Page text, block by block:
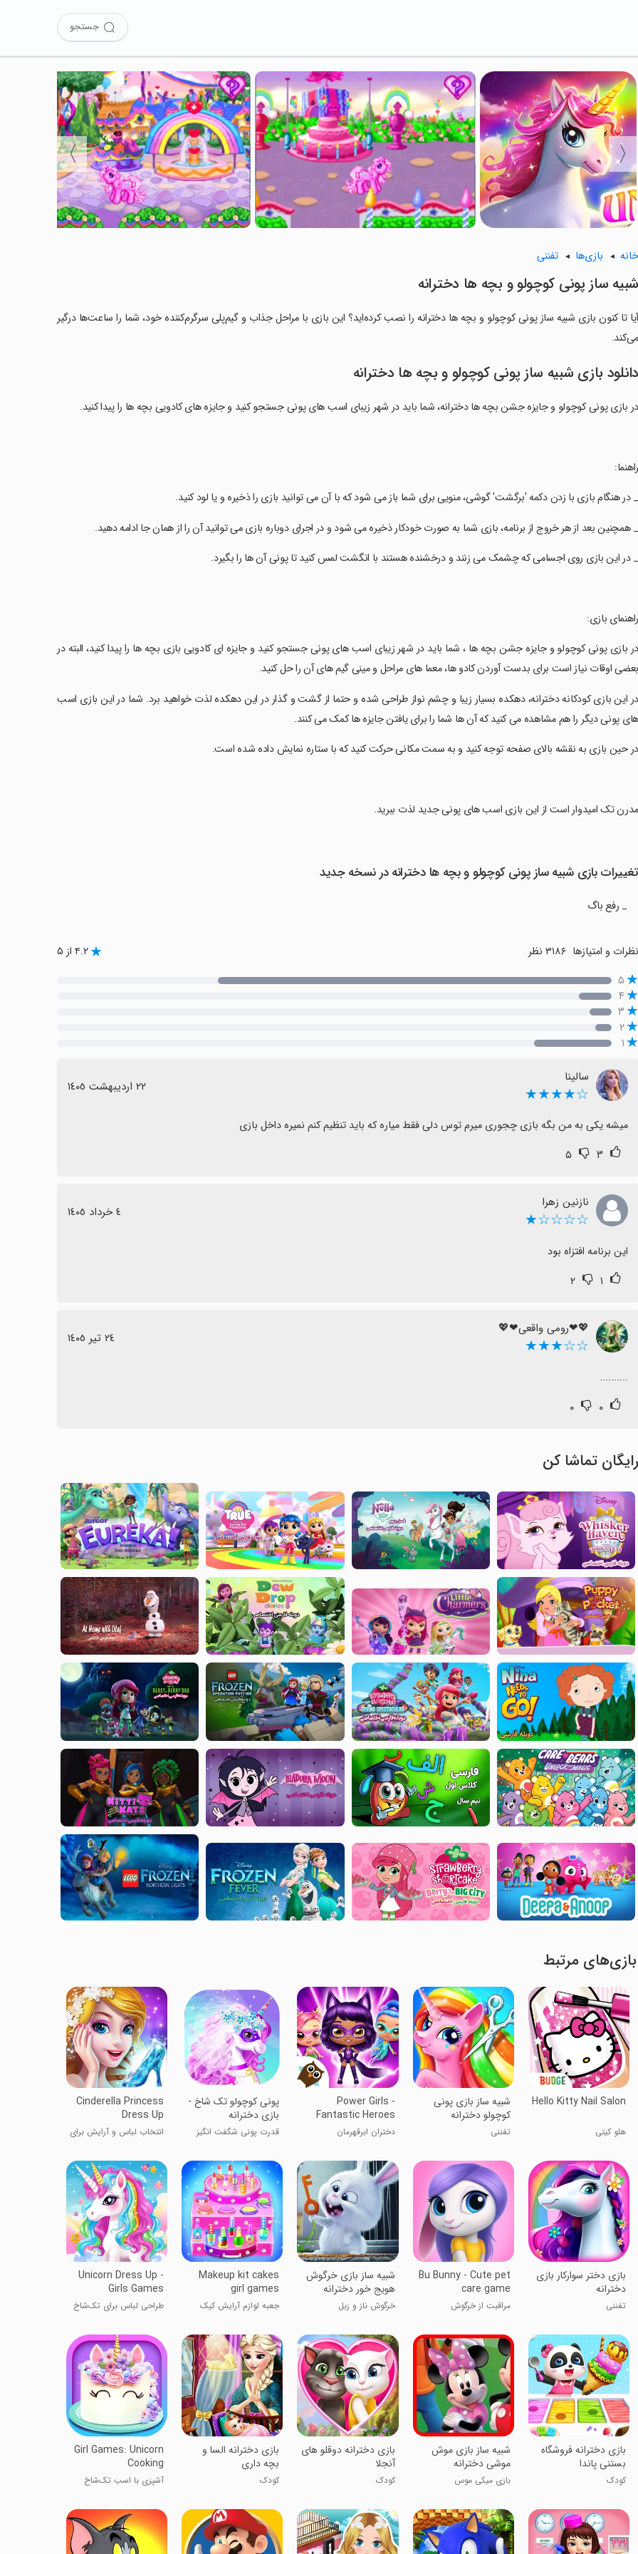
جستجو
〈
〉
خانه بازی‌ها تفننی
شبیه ساز پونی کوچولو و بچه ها دخترانه
آیا تا کنون بازی شبیه ساز پونی کوچولو و بچه ها دخترانه را نصب کرده‌اید؟ این بازی با مراحل جذاب و گیم‌پلی سرگرم‌کننده خود، شما را ساعت‌ها درگیر
می‌کند.
دانلود بازی شبیه ساز پونی کوچولو و بچه ها دخترانه
در بازی پونی کوچولو و جایزه جشن بچه ها دخترانه، شما باید در شهر زیبای اسب های پونی جستجو کنید و جایزه های کادویی بچه ها را پیدا کنید.
‏راهنما:
‏_ در هنگام بازی با زدن دکمه 'برگشت' گوشی، منویی برای شما باز می شود که با آن می توانید بازی را ذخیره و یا لود کنید.
‏_ همچنین بعد از هر خروج از برنامه، بازی شما به صورت خودکار ذخیره می شود و در اجرای دوباره بازی می توانید آن را از همان جا ادامه دهید.
‏_ در این بازی روی اجسامی که چشمک می زنند و درخشنده هستند با انگشت لمس کنید تا پونی آن ها را بگیرد.
‏راهنمای بازی:
‏در بازی پونی کوچولو و جایزه جشن بچه ها ، شما باید در شهر زیبای اسب های پونی جستجو کنید و جایزه ای کادویی بازی بچه ها را پیدا کنید، البته در
بعضی اوقات نیاز است برای بدست آوردن کادو ها، معما های مراحل و مینی گیم های آن را حل کنید.
‏در این بازی کودکانه دخترانه، دهکده بسیار زیبا و چشم نواز طراحی شده و حتما از گشت و گذار در این دهکده لذت خواهید برد. شما در این بازی اسب
های پونی دیگر را هم مشاهده می کنید که آن ها شما را برای یافتن جایزه ها کمک می کنند.
‏در حین بازی به نقشه بالای صفحه توجه کنید و به سمت مکانی حرکت کنید که با ستاره نمایش داده شده است.
‏مدرن تک امیدوار است از این بازی اسب های پونی جدید لذت ببرید.
تغییرات بازی شبیه ساز پونی کوچولو و بچه ها دخترانه در نسخه جدید
_ رفع باگ
نظرات و امتیازها ۳۱۸۶ نظر ۴.۲ از ۵
۵
۴
۳
۲
۱
سالینا
☆★★★★ ٢٢ اردیبهشت ١٤٠٥
میشه یکی به من بگه بازی چجوری میرم توس دلی فقط میاره که باید تنظیم کنم نمیره داخل بازی
۳ ۵
نازنین زهرا
☆☆☆☆★ ٤ خرداد ١٤٠٥
این برنامه افتزاه بود
۱ ۲
💖❤رومی واقعی❤💖
☆☆★★★ ٢٤ تیر ١٤٠٥
..........
۰ ۰
رایگان تماشا کن
بازی‌های مرتبط
Hello Kitty Nail Salon
هلو کیتی
شبیه ساز بازی پونی
کوچولو دخترانه
تفننی
Power Girls -
Fantastic Heroes
دختران ابرقهرمان
پونی کوچولو تک شاخ -
بازی دخترانه
قدرت پونی شگفت انگیز
Cinderella Princess
Dress Up
انتخاب لباس و آرایش برای
‏‏بازی دختر سوارکار بازی
دخترانه
تفننی
Bu Bunny - Cute pet
care game
مراقبت از خرگوش
شبیه ساز بازی خرگوش
هویج خور دخترانه
خرگوش ناز و زبل
Makeup kit cakes
girl games
جعبه لوازم آرایش کیک
Unicorn Dress Up -
Girls Games
طراحی لباس برای تک‌شاخ
بازی دخترانه فروشگاه
بستنی پاندا
کودک
شبیه ساز بازی موش
موشی دخترانه
بازی میکی موس
بازی دخترانه دوقلو های
آنجلا
کودک
بازی دخترانه السا و
بچه داری
کودک
Girl Games: Unicorn
Cooking
آشپزی با اسب تک‌شاخ